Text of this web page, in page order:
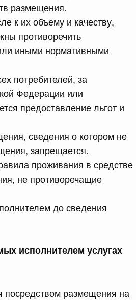
размещения.
к их объему и качеству,
противоречить
иными нормативными
потребителей, за
Федерации или
предоставление льгот и
сведения о котором не
запрещается.
проживания в средстве
не противоречащие
до сведения
исполнителем услугах
посредством размещения на